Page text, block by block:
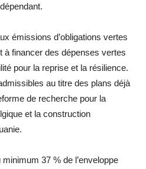
émissions d’obligations vertes
à financer des dépenses vertes
pour la reprise et la résilience.
au titre des plans déjà
de recherche pour la
et la construction
37 % de l’enveloppe